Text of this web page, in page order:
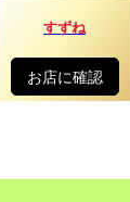
すずね
お店に確認